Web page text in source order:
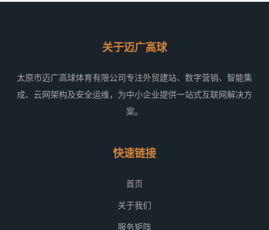
关于迈广高球
太原市迈广高球体育有限公司专注外贸建站、数字营销、智能集
成、云网架构及安全运维，为中小企业提供一站式互联网解决方
案。
快速链接
首页
关于我们
服务矩阵